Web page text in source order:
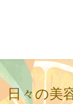
日々の美